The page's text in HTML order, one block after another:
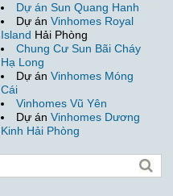
Dự án Sun Quang Hanh
Dự án Vinhomes Royal
Island Hải Phòng
Chung Cư Sun Bãi Cháy
Hạ Long
Dự án Vinhomes Móng
Cái
Vinhomes Vũ Yên
Dự án Vinhomes Dương
Kinh Hải Phòng